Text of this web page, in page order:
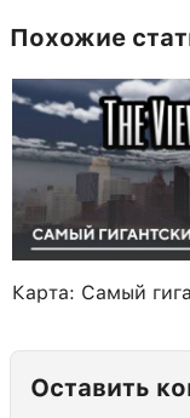
Похожие
Карта: Самый
Оставить